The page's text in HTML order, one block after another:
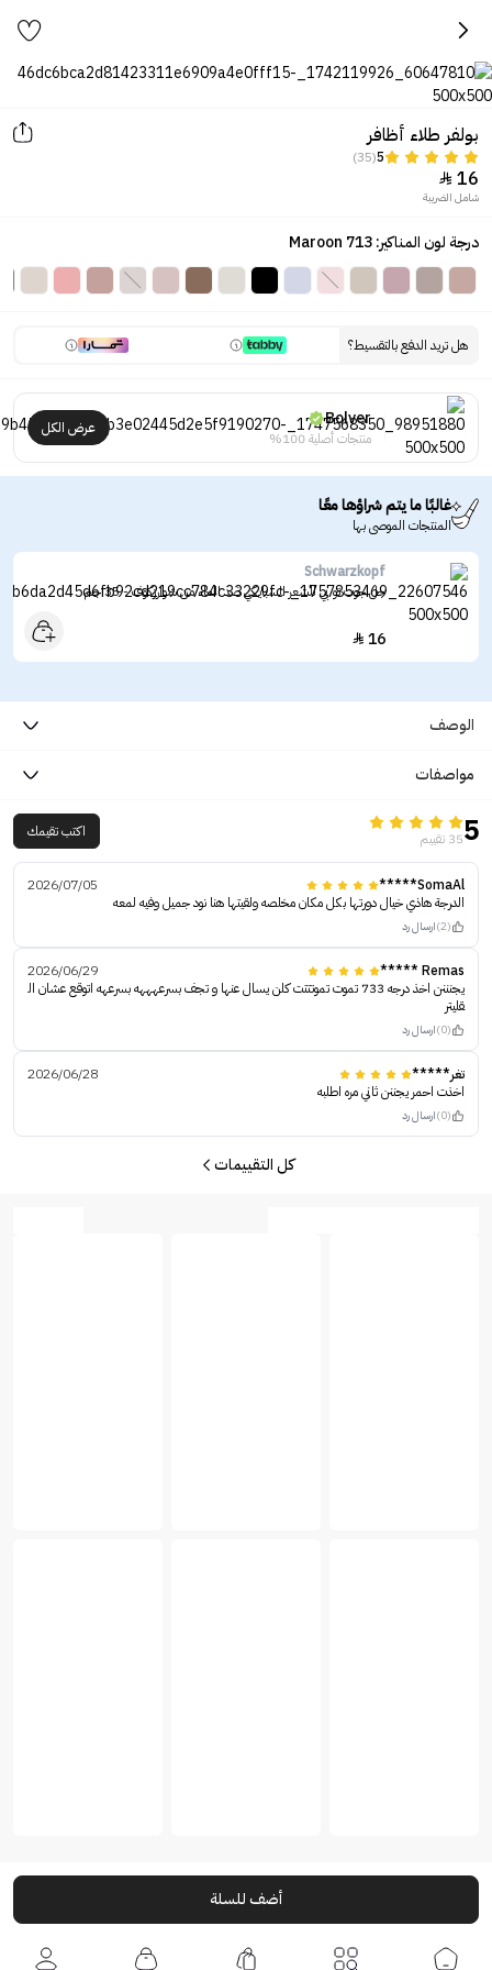
بولفر طلاء أظافر
5
(35)
16

شامل الضريبة
درجة لون المناكير: Maroon 713
هل تريد الدفع بالتقسيط؟
Bolver
منتجات أصلية 100%
عرض الكل
غالبًا ما يتم شراؤها معًا
المنتجات الموصى بها
Schwarzkopf
جل جوت تو بي للشعر السبايكي ضد الماء من شوارزكوف - 35 جم
16

الوصف
مواصفات
535 تقييم اكتب تقيمك
SomaAl*****
2026/07/05
الدرجة هاذي خيال دورتها بكل مكان مخلصه ولقيتها هنا نود جميل وفيه لمعه
(2) ارسال رد
Remas *****
2026/06/29
يجنننن اخذ درجه 733 تموت تموتتتت كلن يسال عنها و تجف بسرعهههه بسرعهه اتوقع عشان ال
قليتر
(0) ارسال رد
تغر*****
2026/06/28
اخذت احمر يجننن ثاني مره اطلبه
(0) ارسال رد
كل التقييمات
أضف للسلة